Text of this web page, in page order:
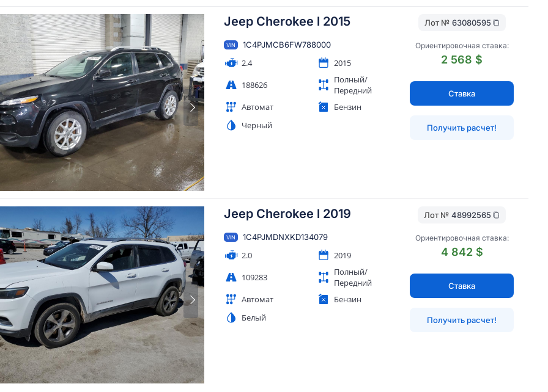
Jeep Cherokee l 2015
VIN 1C4PJMCB6FW788000
2.4
2015
188626
Полный/
Передний
Автомат
Бензин
Черный
Лот № 63080595
Ориентировочная ставка:
2 568 $
Ставка
Получить расчет!
Jeep Cherokee l 2019
VIN 1C4PJMDNXKD134079
2.0
2019
109283
Полный/
Передний
Автомат
Бензин
Белый
Лот № 48992565
Ориентировочная ставка:
4 842 $
Ставка
Получить расчет!